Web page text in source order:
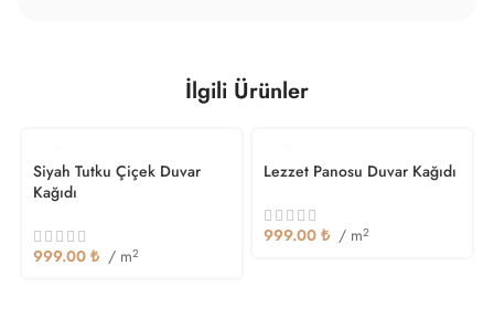
İlgili Ürünler
Siyah Tutku Çiçek Duvar
Kağıdı
999.00 ₺ / m2
Lezzet Panosu Duvar Kağıdı
999.00 ₺ / m2